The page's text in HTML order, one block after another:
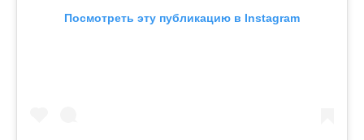
Посмотреть эту публикацию в Instagram